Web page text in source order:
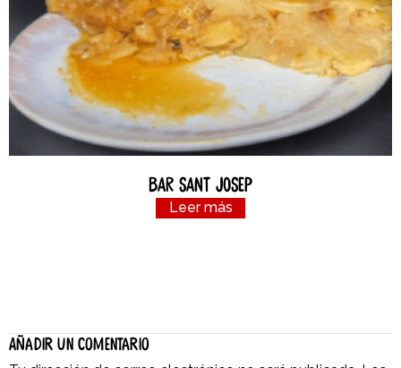
Bar Sant Josep
Leer más
Añadir un comentario